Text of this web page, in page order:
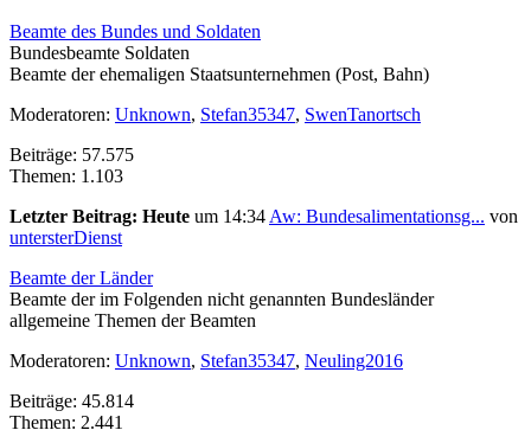
Beamte des Bundes und Soldaten
Bundesbeamte Soldaten
Beamte der ehemaligen Staatsunternehmen (Post, Bahn)
Moderatoren: Unknown, Stefan35347, SwenTanortsch
Beiträge: 57.575
Themen: 1.103
Letzter Beitrag: Heute um 14:34 Aw: Bundesalimentationsg... von
untersterDienst
Beamte der Länder
Beamte der im Folgenden nicht genannten Bundesländer
allgemeine Themen der Beamten
Moderatoren: Unknown, Stefan35347, Neuling2016
Beiträge: 45.814
Themen: 2.441